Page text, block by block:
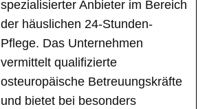
spezialisierter Anbieter im Bereich
der häuslichen 24-Stunden-
Pflege. Das Unternehmen
vermittelt qualifizierte
osteuropäische Betreuungskräfte
und bietet bei besonders